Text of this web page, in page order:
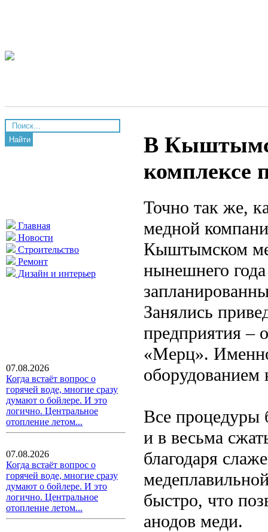
Найти
Главная
Новости
Строительство
Ремонт
Дизайн и интерьер
07.08.2026
Когда встаёт вопрос о
горячей воде, многие сразу
думают о бойлере. И это
логично. Центральное
отопление летом...
07.08.2026
Когда встаёт вопрос о
горячей воде, многие сразу
думают о бойлере. И это
логично. Центральное
отопление летом...
В
комплексе
Точно так же,
медной
Кыштымском
нынешнего года
Занялись
предприятия –
«Мерц».
Все процедуры
и в весьма
благодаря
быстро, что
анодов меди.